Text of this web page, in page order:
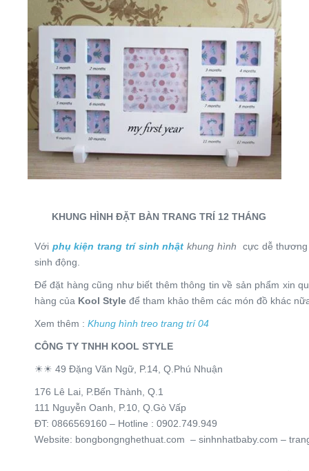
KHUNG HÌNH ĐẶT BÀN TRANG TRÍ 12 THÁNG
Với phụ kiện trang trí sinh nhật khung hình
cực dễ
sinh động.
Để đặt hàng cũng như biết thêm thông tin về sản phẩm xin
hàng của Kool Style để tham khảo thêm các món đồ khác
Xem thêm : Khung hình treo trang trí 04
CÔNG TY TNHH KOOL STYLE
☀☀ 49 Đặng Văn Ngữ, P.14, Q.Phú Nhuận
176 Lê Lai, P.Bến Thành, Q.1
111 Nguyễn Oanh, P.10, Q.Gò Vấp
ĐT: 0866569160 – Hotline : 0902.749.949
Website: bongbongnghethuat.com – sinhnhatbaby.com –